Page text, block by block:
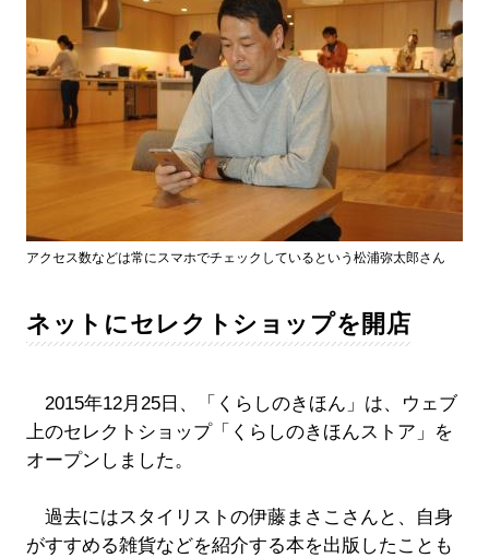
アクセス数などは常にスマホでチェックしているという松浦弥太郎さん
ネットにセレクトショップを開店
2015年12月25日、「くらしのきほん」は、ウェブ
上のセレクトショップ「くらしのきほんストア」を
オープンしました。
過去にはスタイリストの伊藤まさこさんと、自身
がすすめる雑貨などを紹介する本を出版したことも